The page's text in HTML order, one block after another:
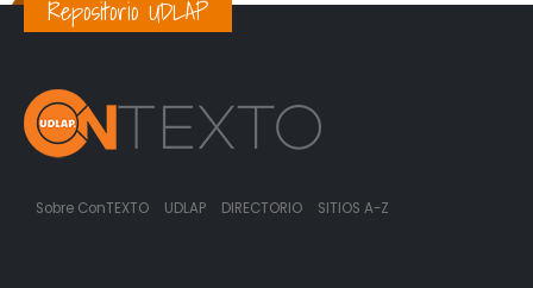
Repositorio UDLAP
Sobre ConTEXTO UDLAP DIRECTORIO SITIOS A-Z